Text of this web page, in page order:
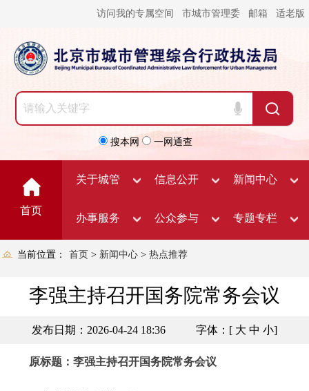
访问我的专属空间 市城市管理委 邮箱 适老版
搜本网 一网通查
首页
关于城管 信息公开 新闻中心
办事服务 公众参与 专题专栏
当前位置： 首页 > 新闻中心 > 热点推荐
李强主持召开国务院常务会议
发布日期：2026-04-24 18:36 字体：[ 大 中 小]
原标题：李强主持召开国务院常务会议